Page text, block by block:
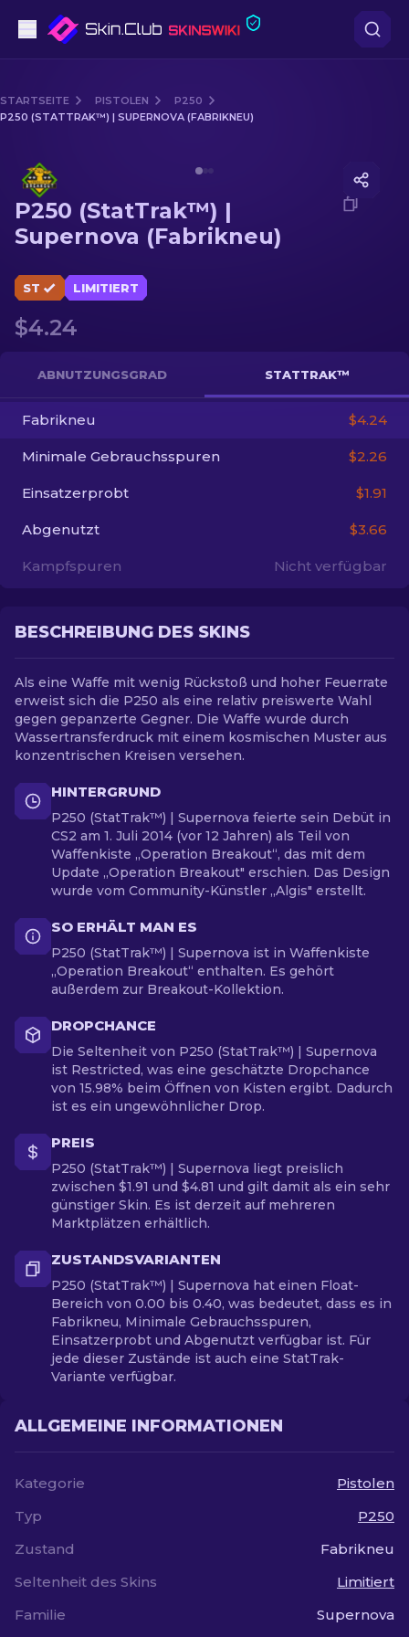
Mittelklasse
Scharfschützengewehr
Handschuh
DE
STARTSEITE PISTOLEN
P250
P250 (STATTRAK™) | SUPERNOVA (FABRIKNEU)
P250 (StatTrak™) |
Supernova (Fabrikneu)
ST LIMITIERT
$4.24
ABNUTZUNGSGRAD STATTRAK™
Fabrikneu $4.24
Minimale Gebrauchsspuren $2.26
Einsatzerprobt $1.91
Abgenutzt $3.66
Kampfspuren Nicht verfügbar
BESCHREIBUNG DES SKINS
Als eine Waffe mit wenig Rückstoß und hoher Feuerrate
erweist sich die P250 als eine relativ preiswerte Wahl
gegen gepanzerte Gegner. Die Waffe wurde durch
Wassertransferdruck mit einem kosmischen Muster aus
konzentrischen Kreisen versehen.
HINTERGRUND
P250 (StatTrak™) | Supernova feierte sein Debüt in
CS2 am 1. Juli 2014 (vor 12 Jahren) als Teil von
Waffenkiste „Operation Breakout“, das mit dem
Update „Operation Breakout" erschien. Das Design
wurde vom Community-Künstler „Algis" erstellt.
SO ERHÄLT MAN ES
P250 (StatTrak™) | Supernova ist in Waffenkiste
„Operation Breakout“ enthalten. Es gehört
außerdem zur Breakout-Kollektion.
DROPCHANCE
Die Seltenheit von P250 (StatTrak™) | Supernova
ist Restricted, was eine geschätzte Dropchance
von 15.98% beim Öffnen von Kisten ergibt. Dadurch
ist es ein ungewöhnlicher Drop.
PREIS
P250 (StatTrak™) | Supernova liegt preislich
zwischen $1.91 und $4.81 und gilt damit als ein sehr
günstiger Skin. Es ist derzeit auf mehreren
Marktplätzen erhältlich.
ZUSTANDSVARIANTEN
P250 (StatTrak™) | Supernova hat einen Float-
Bereich von 0.00 bis 0.40, was bedeutet, dass es in
Fabrikneu, Minimale Gebrauchsspuren,
Einsatzerprobt und Abgenutzt verfügbar ist. Für
jede dieser Zustände ist auch eine StatTrak-
Variante verfügbar.
ALLGEMEINE INFORMATIONEN
Kategorie
Pistolen
Typ
P250
Zustand
Fabrikneu
Seltenheit des Skins
Limitiert
Familie
Supernova